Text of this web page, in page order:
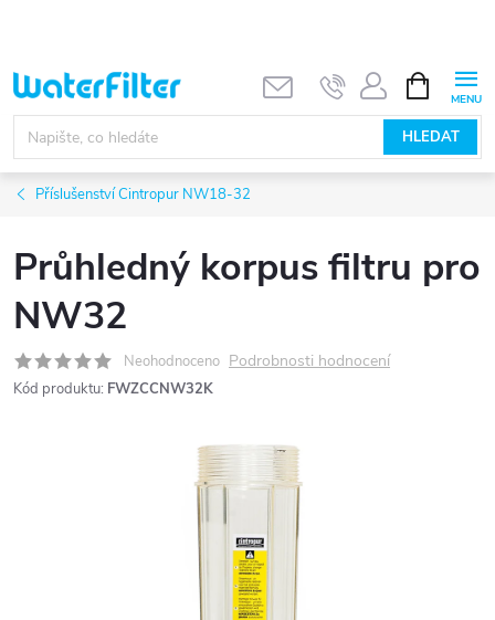
obsah
HLEDAT
NÁKUPNÍ
KOŠÍK
Příslušenství Cintropur NW18-32
Průhledný korpus filtru pro
NW32
Neohodnoceno Podrobnosti hodnocení
Kód produktu: FWZCCNW32K